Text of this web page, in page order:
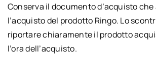
Conserva il documento d’acquisto
l’acquisto del prodotto Ringo. Lo
riportare chiaramente il prodotto
l’ora dell’acquisto.